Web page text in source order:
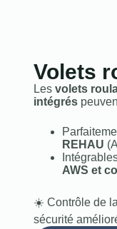
Volets
Les volets
intégrés
REHAU
AWS et
☀️ Contrôle de
sécurité